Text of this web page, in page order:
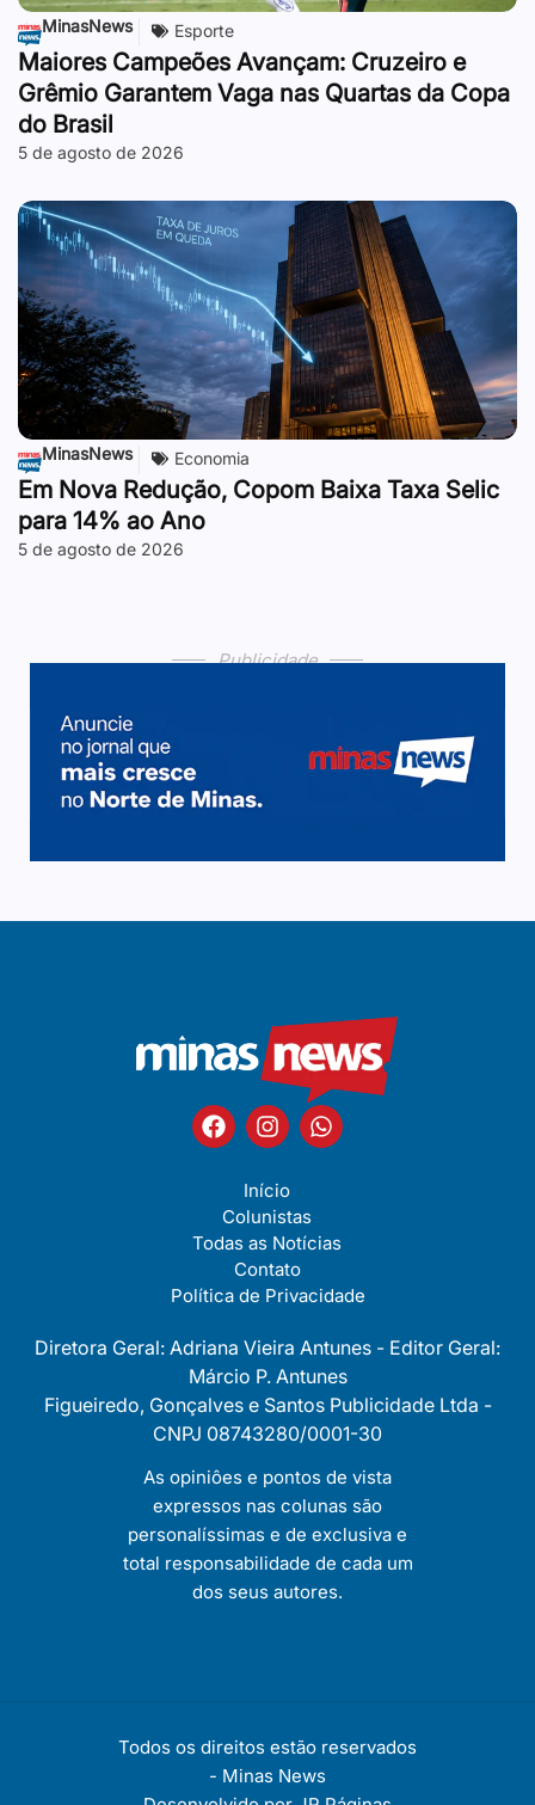
MinasNews Esporte
Maiores Campeões Avançam: Cruzeiro e
Grêmio Garantem Vaga nas Quartas da Copa
do Brasil
5 de agosto de 2026
MinasNews Economia
Em Nova Redução, Copom Baixa Taxa Selic
para 14% ao Ano
5 de agosto de 2026
Publicidade
Início
Colunistas
Todas as Notícias
Contato
Política de Privacidade
Diretora Geral: Adriana Vieira Antunes - Editor Geral:
Márcio P. Antunes
Figueiredo, Gonçalves e Santos Publicidade Ltda -
CNPJ 08743280/0001-30
As opiniôes e pontos de vista
expressos nas colunas são
personalíssimas e de exclusiva e
total responsabilidade de cada um
dos seus autores.
Todos os direitos estão reservados
- Minas News